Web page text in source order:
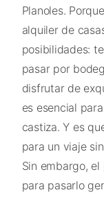
Planoles.
alquiler de
posibilidades:
pasar por
disfrutar de
es esencial
castiza. Y es
para un viaje
Sin embargo,
para pasarlo